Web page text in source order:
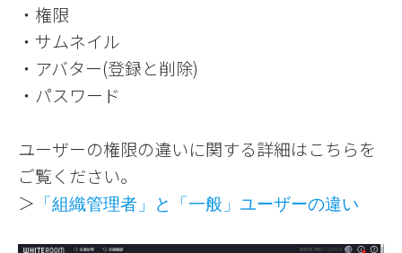
・権限
・サムネイル
・アバター(登録と削除)
・パスワード
ユーザーの権限の違いに関する詳細はこちらを
ご覧ください。
＞ 「組織管理者」と「一般」ユーザーの違い